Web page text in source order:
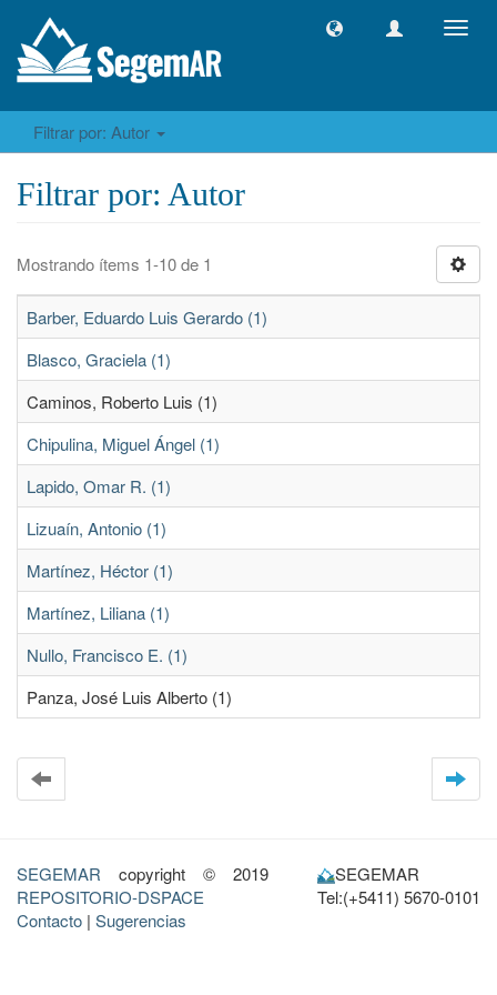
Filtrar por: Autor
Filtrar por: Autor
Mostrando ítems 1-10 de 1
Barber, Eduardo Luis Gerardo (1)
Blasco, Graciela (1)
Caminos, Roberto Luis (1)
Chipulina, Miguel Ángel (1)
Lapido, Omar R. (1)
Lizuaín, Antonio (1)
Martínez, Héctor (1)
Martínez, Liliana (1)
Nullo, Francisco E. (1)
Panza, José Luis Alberto (1)
SEGEMAR copyright © 2019
REPOSITORIO-DSPACE
Contacto | Sugerencias
SEGEMAR
Tel:(+5411) 5670-0101